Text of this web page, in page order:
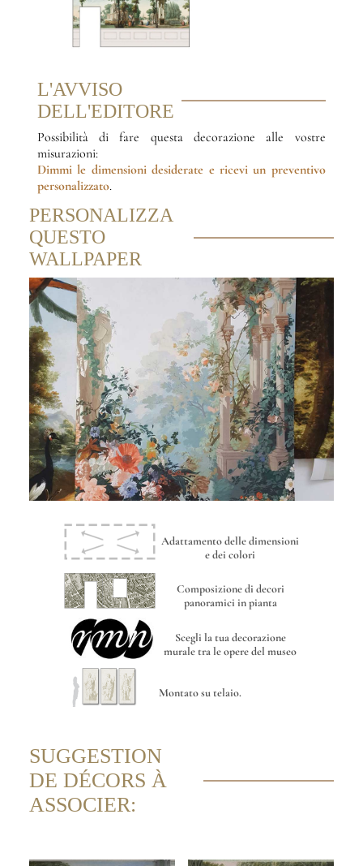
L'AVVISO
DELL'EDITORE
Possibilità di fare questa decorazione alle vostre
misurazioni:
Dimmi le dimensioni desiderate e ricevi un preventivo
personalizzato.
PERSONALIZZA
QUESTO
WALLPAPER
Adattamento delle dimensioni
e dei colori
Composizione di decori
panoramici in pianta
Scegli la tua decorazione
murale tra le opere del museo
Montato su telaio.
SUGGESTION
DE DÉCORS À
ASSOCIER: